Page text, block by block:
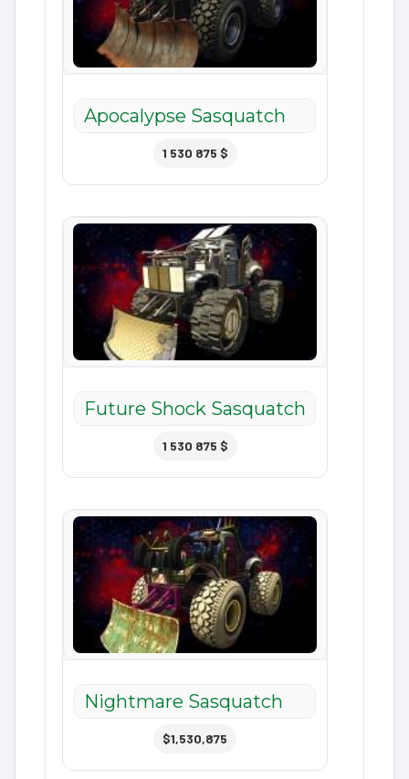
Apocalypse Sasquatch
1 530 875 $
Future Shock Sasquatch
1 530 875 $
Nightmare Sasquatch
$1,530,875